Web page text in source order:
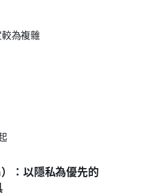
為複雜
：以隱私為優先的